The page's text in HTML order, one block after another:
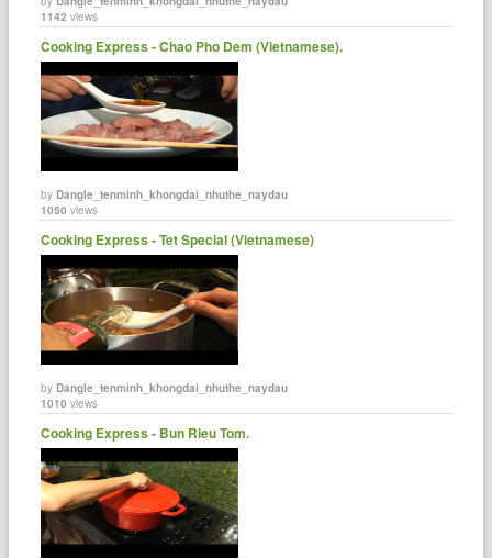
1142 views
Cooking Express - Chao Pho Dem (Vietnamese).
byDangle_tenminh_khongdai_nhuthe_naydau
1050 views
Cooking Express - Tet Special (Vietnamese)
byDangle_tenminh_khongdai_nhuthe_naydau
1010 views
Cooking Express - Bun Rieu Tom.